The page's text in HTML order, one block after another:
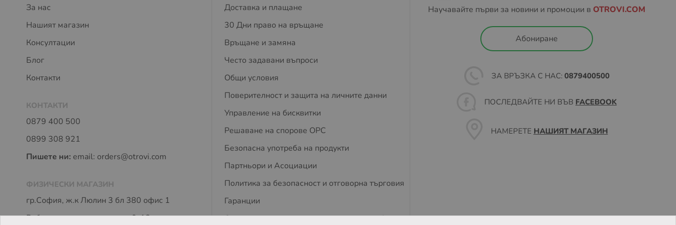
За нас
Нашият магазин
Консултации
Блог
Контакти
КОНТАКТИ
0879 400 500
0899 308 921
Пишете ни: email: orders@otrovi.com
ФИЗИЧЕСКИ МАГАЗИН
гр.София, ж.к Люлин 3 бл 380 офис 1
Работно време: пон - петък 9-18 часа
Доставка и плащане
30 Дни право на връщане
Връщане и замяна
Често задавани въпроси
Общи условия
Поверителност и защита на личните данни
Управление на бисквитки
Решаване на спорове OPC
Безопасна употреба на продукти
Партньори и Асоциации
Политика за безопасност и отговорна търговия
Гаранции
Съвети за защита на деца и домашни любимци
Научавайте първи за новини и промоции в OTROVI.COM
Абониране
ЗА ВРЪЗКА С НАС: 0879400500
ПОСЛЕДВАЙТЕ НИ ВЪВ FACEBOOK
НАМЕРЕТЕ НАШИЯТ МАГАЗИН